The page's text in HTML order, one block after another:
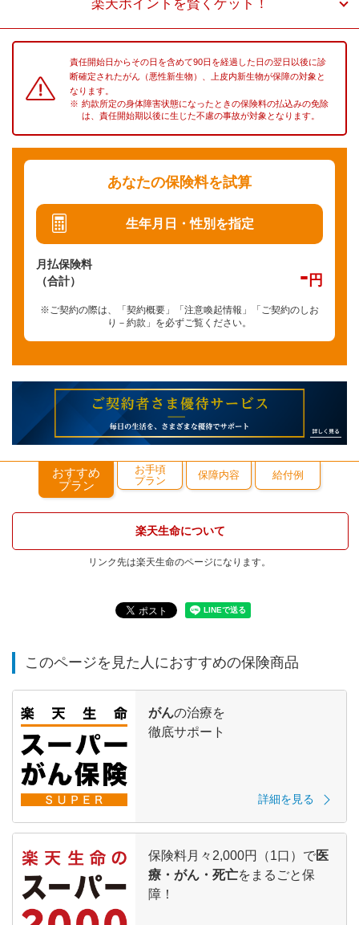
楽天ポイントを賢くゲット！
責任開始日からその日を含めて90日を経過した日の翌日以後に診
断確定されたがん（悪性新生物）、上皮内新生物が保障の対象と
なります。
約款所定の身体障害状態になったときの保険料の払込みの免除
は、責任開始期以後に生じた不慮の事故が対象となります。
あなたの保険料を試算
生年月日・性別を指定
月払保険料
（合計）
- 円
※ご契約の際は、「契約概要」「注意喚起情報」「ご契約のしお
り－約款」を必ずご覧ください。
おすすめ
プラン
お手頃
プラン
保障内容 給付例
楽天生命について
リンク先は楽天生命のページになります。
このページを見た人におすすめの保険商品
がんの治療を
徹底サポート
詳細を見る
保険料月々2,000円（1口）で医
療・がん・死亡をまるごと保
障！